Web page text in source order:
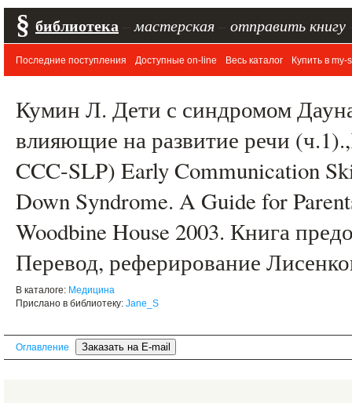
§ библиотека мастерская отправить книгу
Последние поступления Доступные on-line Весь каталог Купить в my-
Кумин Л. Дети с синдромом
влияющие на развитие речи
CCC-SLP) Early Communication
Down Syndrome. A Guide for
Woodbine House 2003. Книга
Перевод, реферирование
В каталоге: Медицина
Прислано в библиотеку: Jane_S
Оглавление